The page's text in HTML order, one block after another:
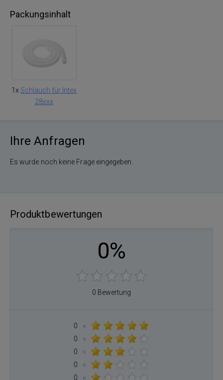
Packungsinhalt
1x Schlauch für Intex
28xxx
Ihre Anfragen
Es wurde noch keine Frage eingegeben.
Produktbewertungen
0%
0 Bewertung
0
×
0
×
0
×
0
×
0
×